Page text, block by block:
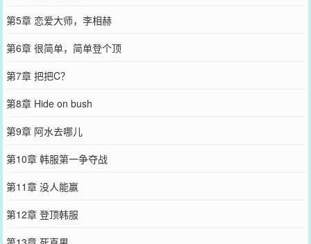
第5章 恋爱大师，李相赫
第6章 很简单，简单登个顶
第7章 把把C？
第8章 Hide on bush
第9章 阿水去哪儿
第10章 韩服第一争夺战
第11章 没人能赢
第12章 登顶韩服